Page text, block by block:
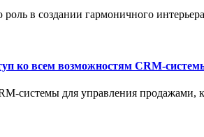
в создании гармоничного
ко всем возможностям CRM-
системы для управления